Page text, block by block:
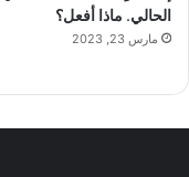
الحالي. ماذا أفعل؟
مارس 23, 2023